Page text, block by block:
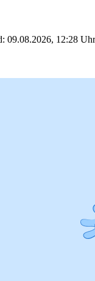
09.08.2026, 12:28